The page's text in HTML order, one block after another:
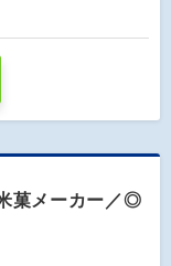
菓メーカー／◎